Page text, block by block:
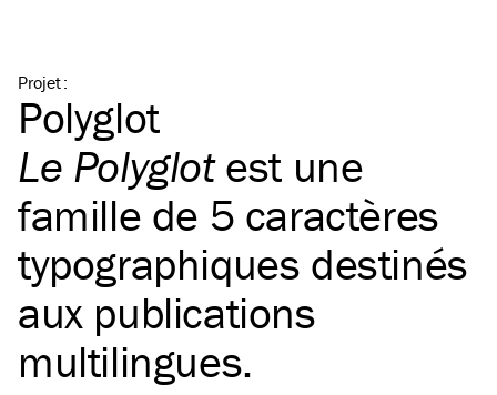
Projet:
Polyglot
Le Polyglotest une
famille de 5 caractères
typographiques destinés
aux publications
multilingues.